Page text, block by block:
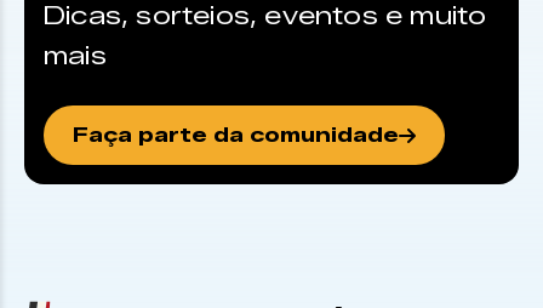
Dicas, sorteios, eventos e muito
mais
Faça parte da comunidade